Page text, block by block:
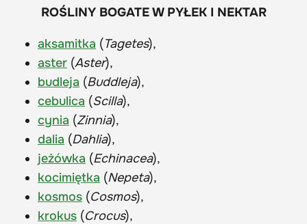
ROŚLINY BOGATE W PYŁEK I NEKTAR
aksamitka (Tagetes),
aster (Aster),
budleja (Buddleja),
cebulica (Scilla),
cynia (Zinnia),
dalia (Dahlia),
jeżówka (Echinacea),
kocimiętka (Nepeta),
kosmos (Cosmos),
krokus (Crocus),